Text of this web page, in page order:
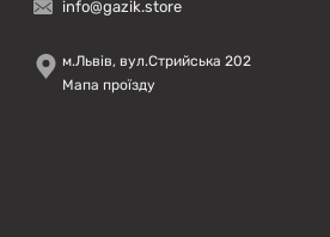
info@gazik.store
м.Львів, вул.Стрийська 202
Мапа проїзду